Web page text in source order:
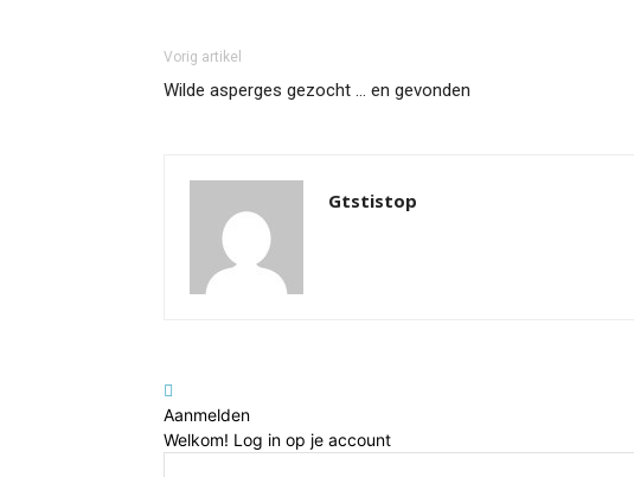
Vorig artikel
Wilde asperges gezocht … en gevonden
Gtstistop
Aanmelden
Welkom! Log in op je account